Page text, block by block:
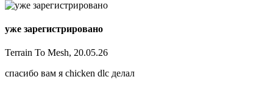
уже зарегистрировано
Terrain To Mesh, 20.05.26
спасибо вам я chicken dlc делал